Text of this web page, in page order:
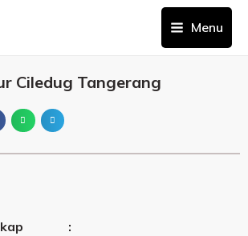
Menu
Ciledug Tangerang
: